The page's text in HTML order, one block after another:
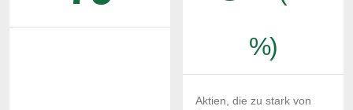
%)
Aktien, die zu stark von